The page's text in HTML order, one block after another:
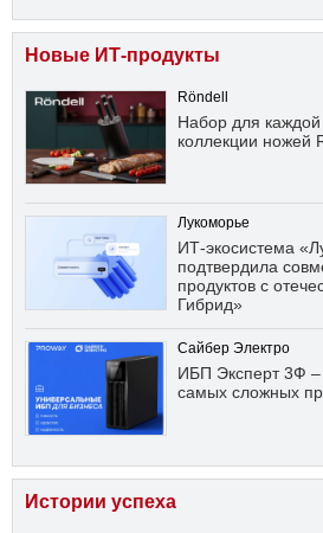
Новые ИТ-продукты
Röndell
Набор для
коллекции ножей
Лукоморье
ИТ-экосистема
подтвердила
продуктов с
Гибрид»
Сайбер Электро
ИБП Эксперт 3Ф –
самых сложных
Истории успеха